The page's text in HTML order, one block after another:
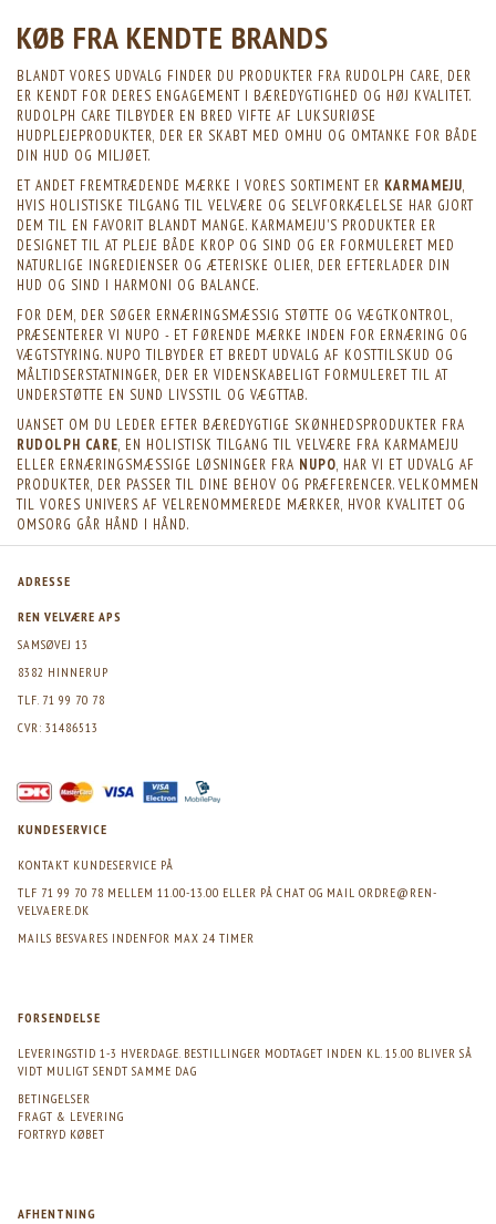
KØB FRA KENDTE BRANDS
BLANDT VORES UDVALG FINDER DU PRODUKTER FRA RUDOLPH CARE, DER
ER KENDT FOR DERES ENGAGEMENT I BÆREDYGTIGHED OG HØJ KVALITET.
RUDOLPH CARE TILBYDER EN BRED VIFTE AF LUKSURIØSE
HUDPLEJEPRODUKTER, DER ER SKABT MED OMHU OG OMTANKE FOR BÅDE
DIN HUD OG MILJØET.
ET ANDET FREMTRÆDENDE MÆRKE I VORES SORTIMENT ER KARMAMEJU,
HVIS HOLISTISKE TILGANG TIL VELVÆRE OG SELVFORKÆLELSE HAR GJORT
DEM TIL EN FAVORIT BLANDT MANGE. KARMAMEJU'S PRODUKTER ER
DESIGNET TIL AT PLEJE BÅDE KROP OG SIND OG ER FORMULERET MED
NATURLIGE INGREDIENSER OG ÆTERISKE OLIER, DER EFTERLADER DIN
HUD OG SIND I HARMONI OG BALANCE.
FOR DEM, DER SØGER ERNÆRINGSMÆSSIG STØTTE OG VÆGTKONTROL,
PRÆSENTERER VI NUPO - ET FØRENDE MÆRKE INDEN FOR ERNÆRING OG
VÆGTSTYRING. NUPO TILBYDER ET BREDT UDVALG AF KOSTTILSKUD OG
MÅLTIDSERSTATNINGER, DER ER VIDENSKABELIGT FORMULERET TIL AT
UNDERSTØTTE EN SUND LIVSSTIL OG VÆGTTAB.
UANSET OM DU LEDER EFTER BÆREDYGTIGE SKØNHEDSPRODUKTER FRA
RUDOLPH CARE, EN HOLISTISK TILGANG TIL VELVÆRE FRA KARMAMEJU
ELLER ERNÆRINGSMÆSSIGE LØSNINGER FRA NUPO, HAR VI ET UDVALG AF
PRODUKTER, DER PASSER TIL DINE BEHOV OG PRÆFERENCER. VELKOMMEN
TIL VORES UNIVERS AF VELRENOMMEREDE MÆRKER, HVOR KVALITET OG
OMSORG GÅR HÅND I HÅND.
ADRESSE
REN VELVÆRE APS
SAMSØVEJ 13
8382 HINNERUP
TLF. 71 99 70 78
CVR: 31486513
KUNDESERVICE
KONTAKT KUNDESERVICE PÅ
TLF 71 99 70 78 MELLEM 11.00-13.00 ELLER PÅ CHAT OG MAIL ORDRE@REN-
VELVAERE.DK
MAILS BESVARES INDENFOR MAX 24 TIMER
FORSENDELSE
LEVERINGSTID 1-3 HVERDAGE. BESTILLINGER MODTAGET INDEN KL. 15.00 BLIVER SÅ
VIDT MULIGT SENDT SAMME DAG
BETINGELSER
FRAGT & LEVERING
FORTRYD KØBET
AFHENTNING